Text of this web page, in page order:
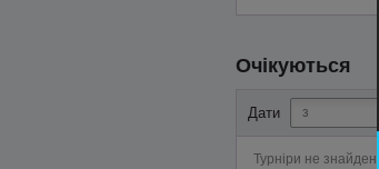
Очікуються
Дати
Турніри не знайдені